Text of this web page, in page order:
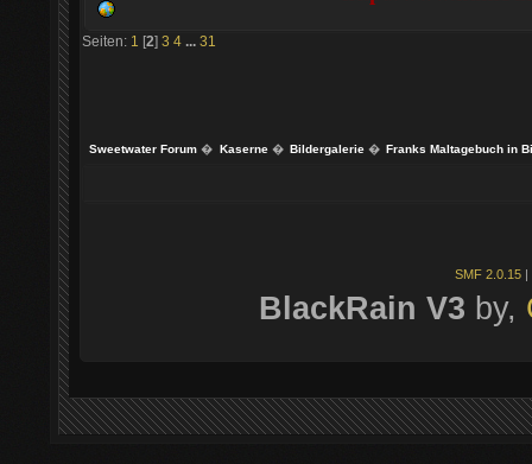
Seiten: 1 [2] 3 4 ... 31
Sweetwater Forum � Kaserne� Bildergalerie� Franks Maltagebuch in
SMF 2.0.15 |
BlackRain V3 by,